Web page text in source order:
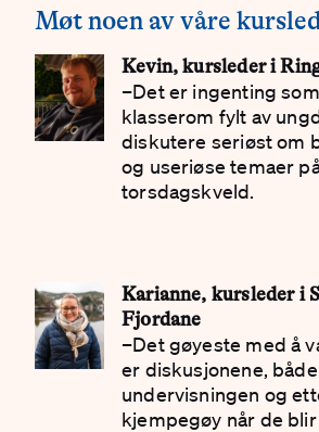
Møt noen av våre
Kevin, kursleder i
–Det er ingenting
klasserom fylt av
diskutere seriøst om
og useriøse temaer
torsdagskveld.
Karianne, kursleder i
Fjordane
–Det gøyeste med å
er diskusjonene,
undervisningen og
kjempegøy når de